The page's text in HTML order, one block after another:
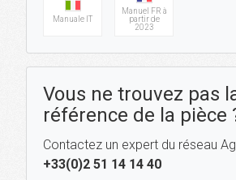
Manuale IT
Manuel FR à
partir de
2023
Vous ne trouvez pas
référence de la pièce
Contactez un expert du réseau
+33(0)2 51 14 14 40